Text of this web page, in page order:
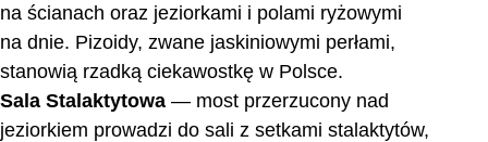
na ścianach oraz jeziorkami i polami ryżowymi
na dnie. Pizoidy, zwane jaskiniowymi perłami,
stanowią rzadką ciekawostkę w Polsce.
Sala Stalaktytowa — most przerzucony nad
jeziorkiem prowadzi do sali z setkami stalaktytów,